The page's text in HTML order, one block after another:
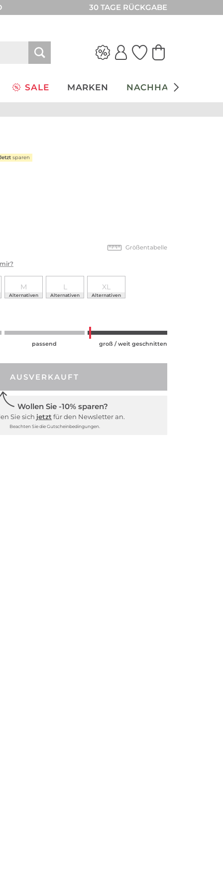
30 TAGE RÜCKGABE
SALE MARKEN NACHHALTIGKEIT
sparen
Größentabelle
M
Alternativen
L
Alternativen
XL
Alternativen
passend groß / weit geschnitten
AUSVERKAUFT
Wollen Sie -10% sparen?
Sie sich jetzt für den Newsletter an.
Beachten Sie die Gutscheinbedingungen.